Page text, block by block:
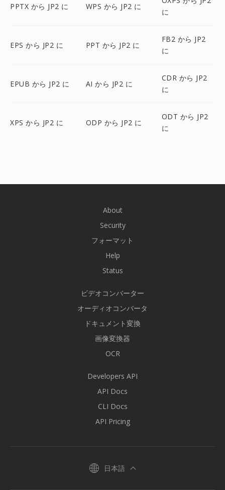
PPTX から JP2 に WPS から JP2 に
に
EPS から JP2 に PPT から JP2 に
FB2 から JP2
に
EPUB から JP2 に AI から JP2 に
CDR から JP2
に
XPS から JP2 に ODP から JP2 に
ODT から JP2
に
About
Security
フォーマット
Help
Status
ビデオコンバーター
オーディオコンバータ
ドキュメント変換
画像変換器
OCR
Developers API
API Docs
CLI Docs
API Pricing
日本語